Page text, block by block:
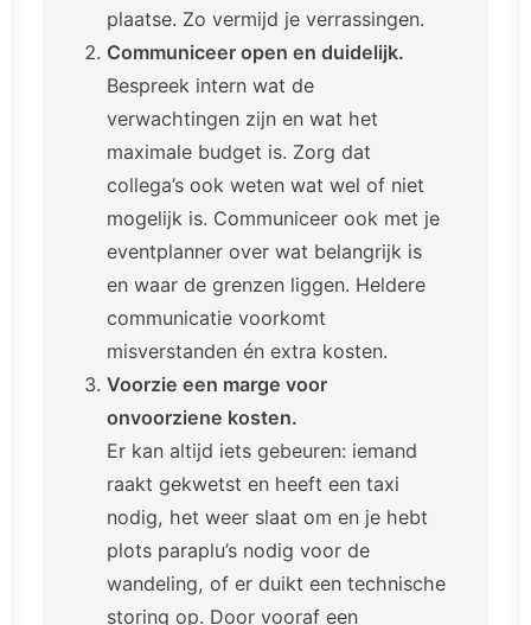
plaatse. Zo vermijd je verrassingen.
Communiceer open en duidelijk.
Bespreek intern wat de
verwachtingen zijn en wat het
maximale budget is. Zorg dat
collega’s ook weten wat wel of niet
mogelijk is. Communiceer ook met je
eventplanner over wat belangrijk is
en waar de grenzen liggen. Heldere
communicatie voorkomt
misverstanden én extra kosten.
Voorzie een marge voor
onvoorziene kosten.
Er kan altijd iets gebeuren: iemand
raakt gekwetst en heeft een taxi
nodig, het weer slaat om en je hebt
plots paraplu’s nodig voor de
wandeling, of er duikt een technische
storing op. Door vooraf een